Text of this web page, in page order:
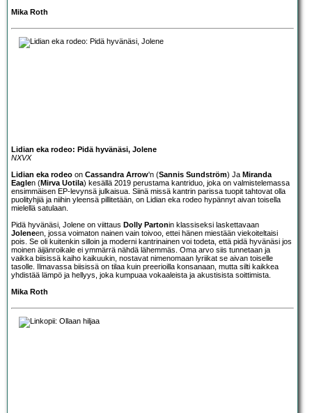
Mika Roth
Lidian eka rodeo: Pidä hyvänäsi, Jolene
NXVX
Lidian eka rodeo on Cassandra Arrow'n (Sannis Sundström) Ja Miranda
Eaglen (Mirva Uotila) kesällä 2019 perustama kantriduo, joka on valmistelemassa
ensimmäisen EP-levynsä julkaisua. Siinä missä kantrin parissa tuopit tahtovat olla
puolityhjiä ja niihin yleensä pillitetään, on Lidian eka rodeo hypännyt aivan toisella
mielellä satulaan.
Pidä hyvänäsi, Jolene on viittaus Dolly Partonin klassiseksi laskettavaan
Joleneen, jossa voimaton nainen vain toivoo, ettei hänen miestään viekoiteltaisi
pois. Se oli kuitenkin silloin ja moderni kantrinainen voi todeta, että pidä hyvänäsi jos
moinen äijänroikale ei ymmärrä nähdä lähemmäs. Oma arvo siis tunnetaan ja
vaikka biisissä kaiho kaikuukin, nostavat nimenomaan lyriikat se aivan toiselle
tasolle. Ilmavassa biisissä on tilaa kuin preerioilla konsanaan, mutta silti kaikkea
yhdistää lämpö ja hellyys, joka kumpuaa vokaaleista ja akustisista soittimista.
Mika Roth